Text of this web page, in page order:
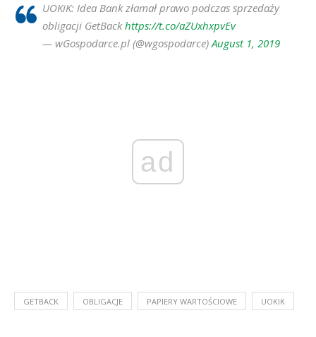
UOKiK: Idea Bank złamał prawo podczas sprzedaży
obligacji GetBackhttps://t.co/aZUxhxpvEv
— wGospodarce.pl (@wgospodarce)August 1, 2019
ad
GETBACK OBLIGACJE PAPIERY WARTOŚCIOWE UOKIK